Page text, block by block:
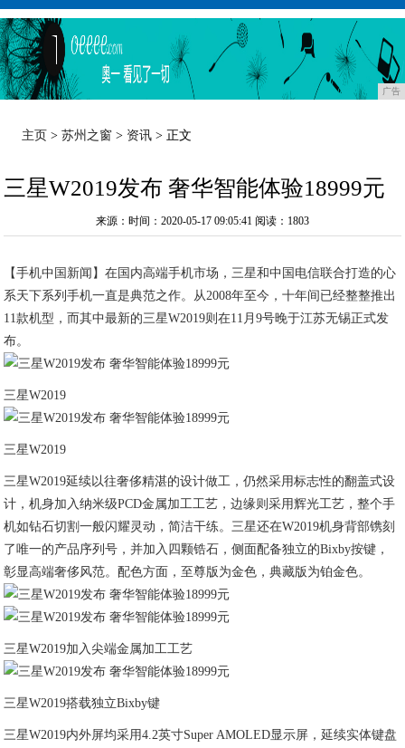
广告
主页 >苏州之窗 > 资讯 > 正文
三星W2019发布 奢华智能体验18999元
来源：时间：2020-05-17 09:05:41 阅读：1803
【手机中国新闻】在国内高端手机市场，三星和中国电信联合打造的心
系天下系列手机一直是典范之作。从2008年至今，十年间已经整整推出
11款机型，而其中最新的三星W2019则在11月9号晚于江苏无锡正式发
布。
三星W2019
三星W2019
三星W2019延续以往奢侈精湛的设计做工，仍然采用标志性的翻盖式设
计，机身加入纳米级PCD金属加工工艺，边缘则采用辉光工艺，整个手
机如钻石切割一般闪耀灵动，简洁干练。三星还在W2019机身背部镌刻
了唯一的产品序列号，并加入四颗锆石，侧面配备独立的Bixby按键，
彰显高端奢侈风范。配色方面，至尊版为金色，典藏版为铂金色。
三星W2019加入尖端金属加工工艺
三星W2019搭载独立Bixby键
三星W2019内外屏均采用4.2英寸Super AMOLED显示屏，延续实体键盘